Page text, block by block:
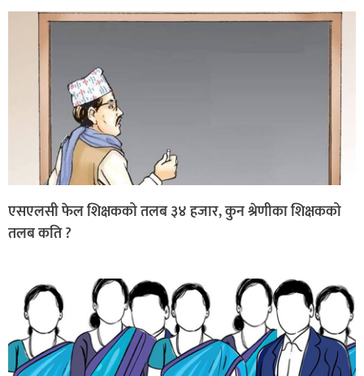
एसएलसी फेल शिक्षकको तलब ३४ हजार, कुन श्रेणीका शिक्षकको
तलब कति ?